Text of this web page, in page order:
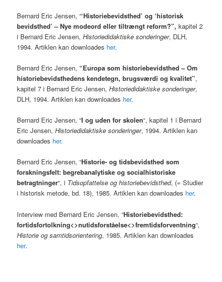
Bernard Eric Jensen, “‘Historiebevidsthed’ og ‘historisk
bevidsthed’ – Nye modeord eller tiltrængt reform?”,kapitel 2
i Bernard Eric Jensen,Historiedidaktiske sonderinger, DLH,
1994. Artiklen kan downloades her.
Bernard Eric Jensen, “Europa som historiebevidsthed – Om
historiebevidsthedens kendetegn, brugsværdi og kvalitet”,
kapitel 7 i Bernard Eric Jensen,Historiedidaktiske sonderinger,
DLH, 1994. Artiklen kan downloades her.
Bernard Eric Jensen, “I og uden for skolen“, kapitel 1 i Bernard
Eric Jensen,Historiedidaktiske sonderinger, 1994. Artiklen kan
downloades her.
Bernard Eric Jensen, “Historie- og tidsbevidsthed som
forskningsfelt: begrebanalytiske og socialhistoriske
betragtninger“, i Tidsopfattelse og historiebevidsthed, (= Studier
i historisk metode, bd. 18), 1985. Artiklen kan downloades her.
Interview med Bernard Eric Jensen, “Historiebevidsthed:
fortidsfortolkning<>nutidsforståelse<>fremtidsforventning“,
Historie og samtidsorientering, 1985. Artiklen kan downloades
her.